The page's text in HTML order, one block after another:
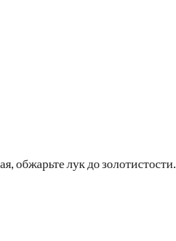
обжарьте лук до золотистости.